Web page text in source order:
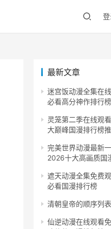
最新文章
迷宫饭动漫全集在
必看高分神作排行榜
灵笼第二季在线观
大巅峰国漫排行榜
完美世界动漫最新
2026十大高画质国
遮天动漫全集免费
必看国漫排行榜
清朝皇帝的顺序列表
仙逆动漫在线观看